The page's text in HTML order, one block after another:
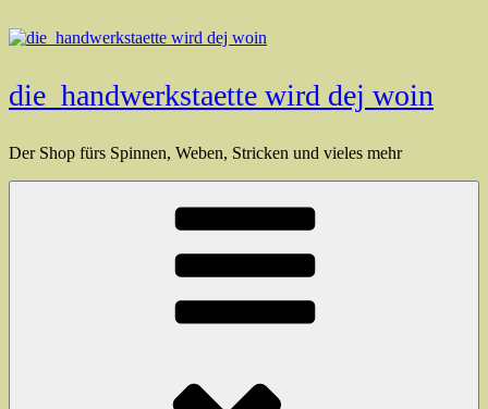
Inhalt
die_handwerkstaette wird dej woin
Der Shop fürs Spinnen, Weben, Stricken und vieles mehr